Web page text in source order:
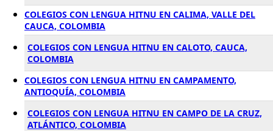
COLEGIOS CON LENGUA HITNU EN CALIMA, VALLE DEL
CAUCA, COLOMBIA
COLEGIOS CON LENGUA HITNU EN CALOTO, CAUCA,
COLOMBIA
COLEGIOS CON LENGUA HITNU EN CAMPAMENTO,
ANTIOQUÍA, COLOMBIA
COLEGIOS CON LENGUA HITNU EN CAMPO DE LA CRUZ,
ATLÁNTICO, COLOMBIA